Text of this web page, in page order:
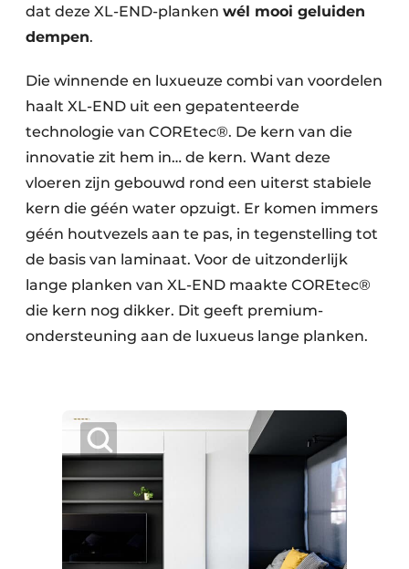
dat deze XL-END-planken wél mooi geluiden
dempen.
Die winnende en luxueuze combi van voordelen
haalt XL-END uit een gepatenteerde
technologie van COREtec®. De kern van die
innovatie zit hem in… de kern. Want deze
vloeren zijn gebouwd rond een uiterst stabiele
kern die géén water opzuigt. Er komen immers
géén houtvezels aan te pas, in tegenstelling tot
de basis van laminaat. Voor de uitzonderlijk
lange planken van XL-END maakte COREtec®
die kern nog dikker. Dit geeft premium-
ondersteuning aan de luxueus lange planken.